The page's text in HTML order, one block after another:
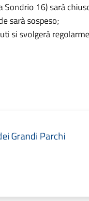
Sondrio 16) sarà
sarà sospeso;
si svolgerà
Grandi Parchi